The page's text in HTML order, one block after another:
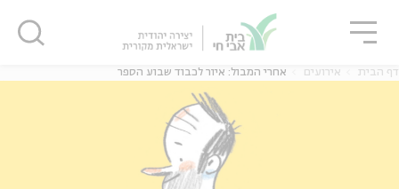
דף הבית אירועים אחרי המבול: איור לכבוד שבוע הספר
סגור